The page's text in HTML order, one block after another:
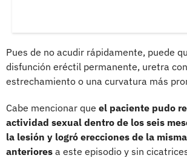
Pues de no acudir rápidamente, puede
disfunción eréctil permanente, uretra
estrechamiento o una curvatura más
Cabe mencionar que el paciente pudo
actividad sexual dentro de los seis
la lesión y logró erecciones de la
anteriores a este episodio y sin